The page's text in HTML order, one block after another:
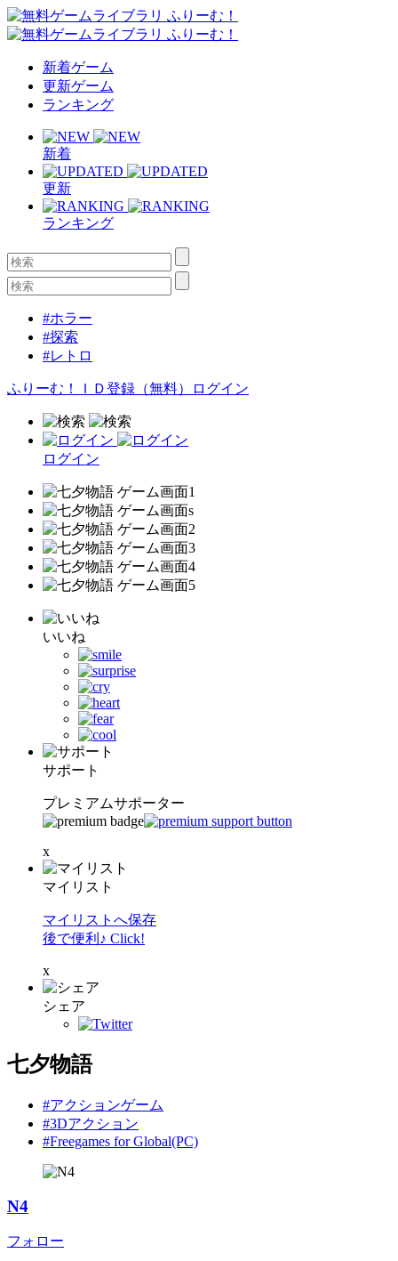
新着ゲーム
更新ゲーム
ランキング
新着
更新
ランキング
#ホラー
#探索
#レトロ
ふりーむ！ＩＤ登録（無料） ログイン
ログイン
いいね
サポート
プレミアムサポーター
x
マイリスト
マイリストへ保存
後で便利♪ Click!
x
シェア
七夕物語
#アクションゲーム
#3Dアクション
#Freegames for Global(PC)
N4
フォロー